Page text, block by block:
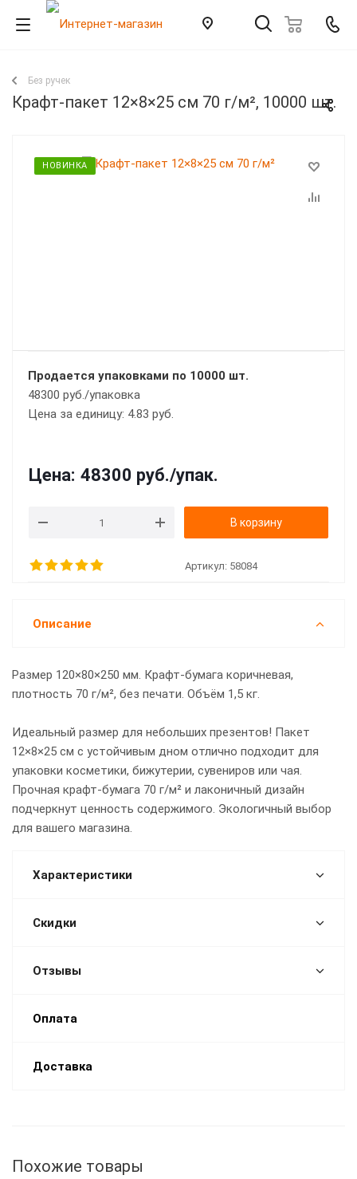
Без ручек
Крафт-пакет 12×8×25 см 70 г/м², 10000 шт.
НОВИНКА
Продается упаковками по 10000 шт.
48300 руб./упаковка
Цена за единицу: 4.83 руб.
Цена: 48300 руб./упак.
В корзину
Артикул: 58084
Описание
Размер 120×80×250 мм. Крафт-бумага коричневая,
плотность 70 г/м², без печати. Объём 1,5 кг.
Идеальный размер для небольших презентов! Пакет
12×8×25 см с устойчивым дном отлично подходит для
упаковки косметики, бижутерии, сувениров или чая.
Прочная крафт-бумага 70 г/м² и лаконичный дизайн
подчеркнут ценность содержимого. Экологичный выбор
для вашего магазина.
Характеристики
Скидки
Отзывы
Оплата
Доставка
Похожие товары